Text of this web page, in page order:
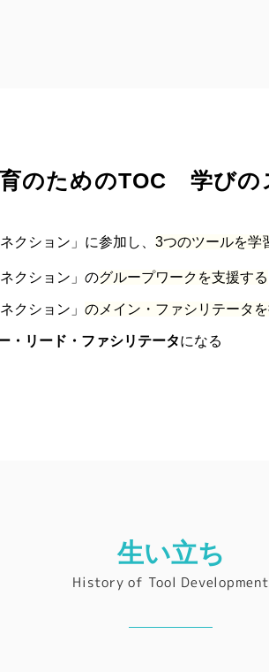
のためのTOC 学びの
クション」に参加し、 3つのツールを学
クション」のグループワークを支援する
クション」 のメイン・ファシリテータ
・リード・ファシリテータになる
生い立ち
History of Tool Development